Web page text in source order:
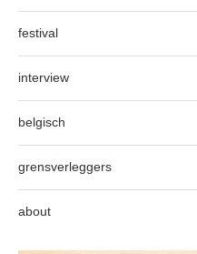
festival
interview
belgisch
grensverleggers
about